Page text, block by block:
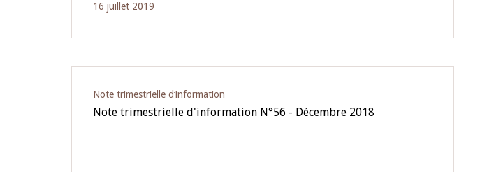
16 juillet 2019
Note trimestrielle d‘information
Note trimestrielle d'information N°56 - Décembre 2018